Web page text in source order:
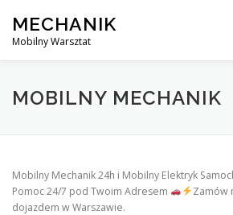
content
MECHANIK
Mobilny Warsztat
MOBILNY MECHANIK ELEKTRYK
MOBILNY MECHANIK
Mobilny Mechanik 24h i Mobilny Elektryk
Pomoc 24/7 pod Twoim Adresem
Zamów
dojazdem w Warszawie.